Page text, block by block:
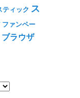
ティック ス
ファンペー
ブラウザ